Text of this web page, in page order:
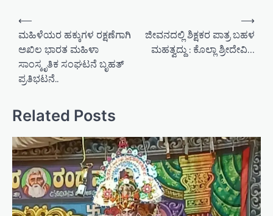
P
a
i
g
a
t
⟵
ಮಹಿಳೆಯರ ಹಕ್ಕುಗಳ ರಕ್ಷಣೆಗಾಗಿ
ಅಖಿಲ ಭಾರತ ಮಹಿಳಾ
ಸಾಂಸ್ಕೃತಿಕ ಸಂಘಟನೆ ಬೃಹತ್
ಪ್ರತಿಭಟನೆ..
ಜೀವನದಲ್ಲಿ ಶಿಕ್ಷಕರ ಪಾತ್ರ ಬಹಳ
ಮಹತ್ವದ್ದು : ಕೊಲ್ಲಾ ಶ್ರೀದೇವಿ…
⟶
Related Posts